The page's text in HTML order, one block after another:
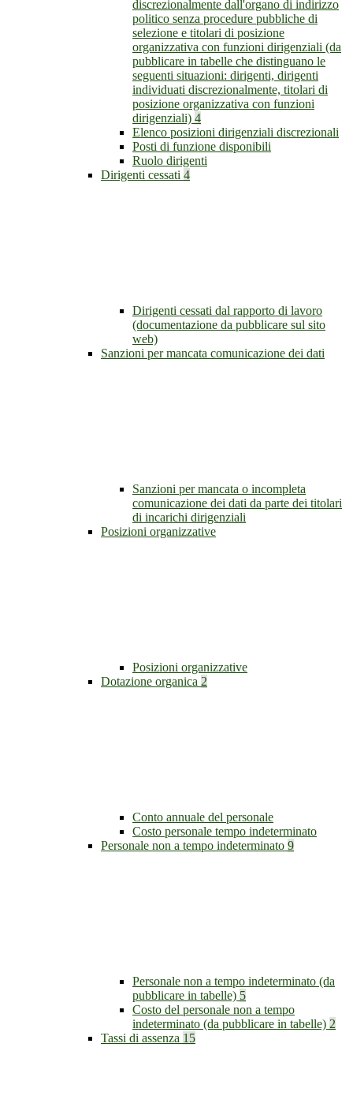
discrezionalmente dall'organo di indirizzo
politico senza procedure pubbliche di
selezione e titolari di posizione
organizzativa con funzioni dirigenziali (da
pubblicare in tabelle che distinguano le
seguenti situazioni: dirigenti, dirigenti
individuati discrezionalmente, titolari di
posizione organizzativa con funzioni
dirigenziali) 4
Elenco posizioni dirigenziali discrezionali
Posti di funzione disponibili
Ruolo dirigenti
Dirigenti cessati 4
Dirigenti cessati dal rapporto di lavoro
(documentazione da pubblicare sul sito
web)
Sanzioni per mancata comunicazione dei dati
Sanzioni per mancata o incompleta
comunicazione dei dati da parte dei titolari
di incarichi dirigenziali
Posizioni organizzative
Posizioni organizzative
Dotazione organica 2
Conto annuale del personale
Costo personale tempo indeterminato
Personale non a tempo indeterminato 9
Personale non a tempo indeterminato (da
pubblicare in tabelle) 5
Costo del personale non a tempo
indeterminato (da pubblicare in tabelle) 2
Tassi di assenza 15